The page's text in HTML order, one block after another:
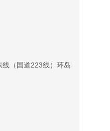
（国道223线）环岛转盘改造